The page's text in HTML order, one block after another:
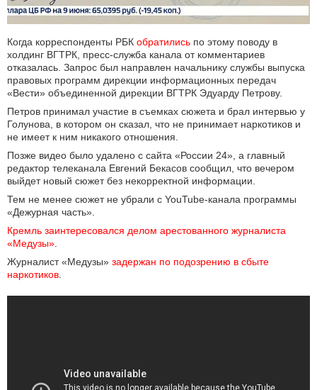
Когда корреспонденты РБК обратились по этому поводу в
холдинг ВГТРК, пресс-служба канала от комментариев
отказалась. Запрос был направлен начальнику службы выпуска
правовых программ дирекции информационных передач
«Вести» объединенной дирекции ВГТРК Эдуарду Петрову.
Петров принимал участие в съемках сюжета и брал интервью у
Голунова, в котором он сказал, что не принимает наркотиков и
не имеет к ним никакого отношения.
Позже видео было удалено с сайта «России 24», а главный
редактор телеканала Евгений Бекасов сообщил, что вечером
выйдет новый сюжет без некорректной информации.
Тем не менее сюжет не убрали с YouTube-канала программы
«Дежурная часть».
Кремль заинтересовался делом арестованного журналиста
«Медузы»
Журналист «Медузы» задержан по подозрению в сбыте
наркотиков